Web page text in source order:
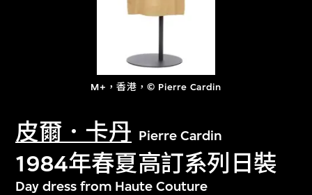
M+，香港，© Pierre Cardin
皮爾．卡丹 Pierre Cardin
1984年春夏高訂系列日裝
Day dress from Haute Couture
探索世界頂級的二十及二十一世紀視覺